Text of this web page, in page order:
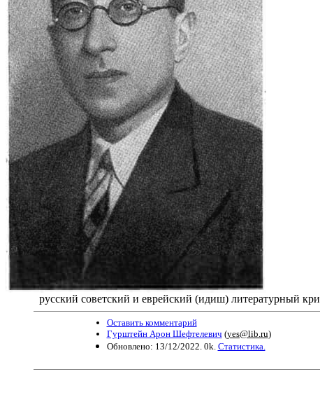
русский советский и еврейский (идиш) литературный
Оставить комментарий
Гурштейн Арон Шефтелевич (yes@lib.ru)
Обновлено: 13/12/2022. 0k. Статистика.